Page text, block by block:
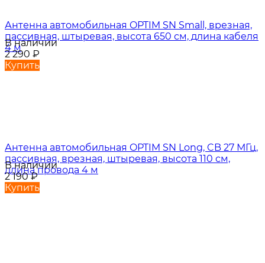
Антенна автомобильная OPTIM SN Small, врезная,
пассивная, штыревая, высота 650 см, длина кабеля
4 м
В наличии
2 290 ₽
Купить
Антенна автомобильная OPTIM SN Long, CB 27 МГц,
пассивная, врезная, штыревая, высота 110 см,
длина провода 4 м
В наличии
2 190₽
Купить